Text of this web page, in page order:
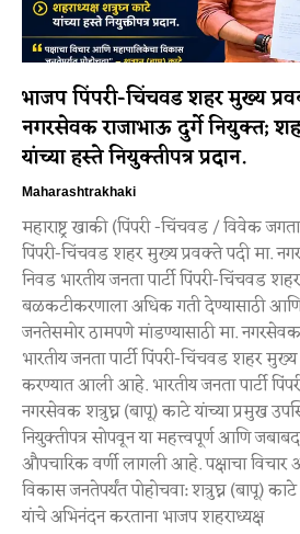
भाजप पिंपरी-चिंचवड शहर मुख्य
नगरसेवक राजाभाऊ दुर्गे नियुक्त;
यांच्या हस्ते नियुक्तीपत्र प्रदान.
Maharashtrakhaki
महाराष्ट्र खाकी (पिंपरी -चिंचवड / विवेक
पिंपरी-चिंचवड शहर मुख्य प्रवक्ते पदी मा.
निवड भारतीय जनता पार्टी पिंपरी-चिंचवड
बळकटीकरणाला अधिक गती देण्यासाठी आणि
जनतेसमोर ठामपणे मांडण्यासाठी मा.
भारतीय जनता पार्टी पिंपरी-चिंचवड शहर
करण्यात आली आहे. भारतीय जनता पार्टी
नगरसेवक शत्रुघ्न (बापू) काटे यांच्या प्रमुख
नियुक्तीपत्र सोपवून या महत्त्वपूर्ण आणि
औपचारिक वर्णी लागली आहे. पक्षाचा
विकास जनतेपर्यंत पोहोचवा: शत्रुघ्न (बापू) काटे
यांचे अभिनंदन करताना भाजप शहराध्यक्ष